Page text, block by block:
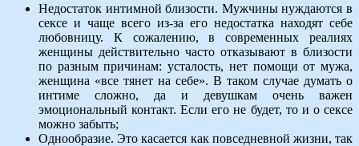
Недостаток интимной близости. Мужчины нуждаются в
сексе и чаще всего из-за его недостатка находят себе
любовницу. К сожалению, в современных реалиях
женщины действительно часто отказывают в близости
по разным причинам: усталость, нет помощи от мужа,
женщина «все тянет на себе». В таком случае думать о
интиме сложно, да и девушкам очень важен
эмоциональный контакт. Если его не будет, то и о сексе
можно забыть;
Однообразие. Это касается как повседневной жизни, так